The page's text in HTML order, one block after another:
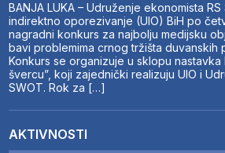
BANJA LUKA – Udruženje ekonomista
indirektno oporezivanje (UIO) BiH po
nagradni konkurs za najbolju medijsku
bavi problemima crnog tržišta duvanskih
Konkurs se organizuje u sklopu nastavka
švercu”, koji zajednički realizuju UIO i
SWOT. Rok za […]
AKTIVNOSTI